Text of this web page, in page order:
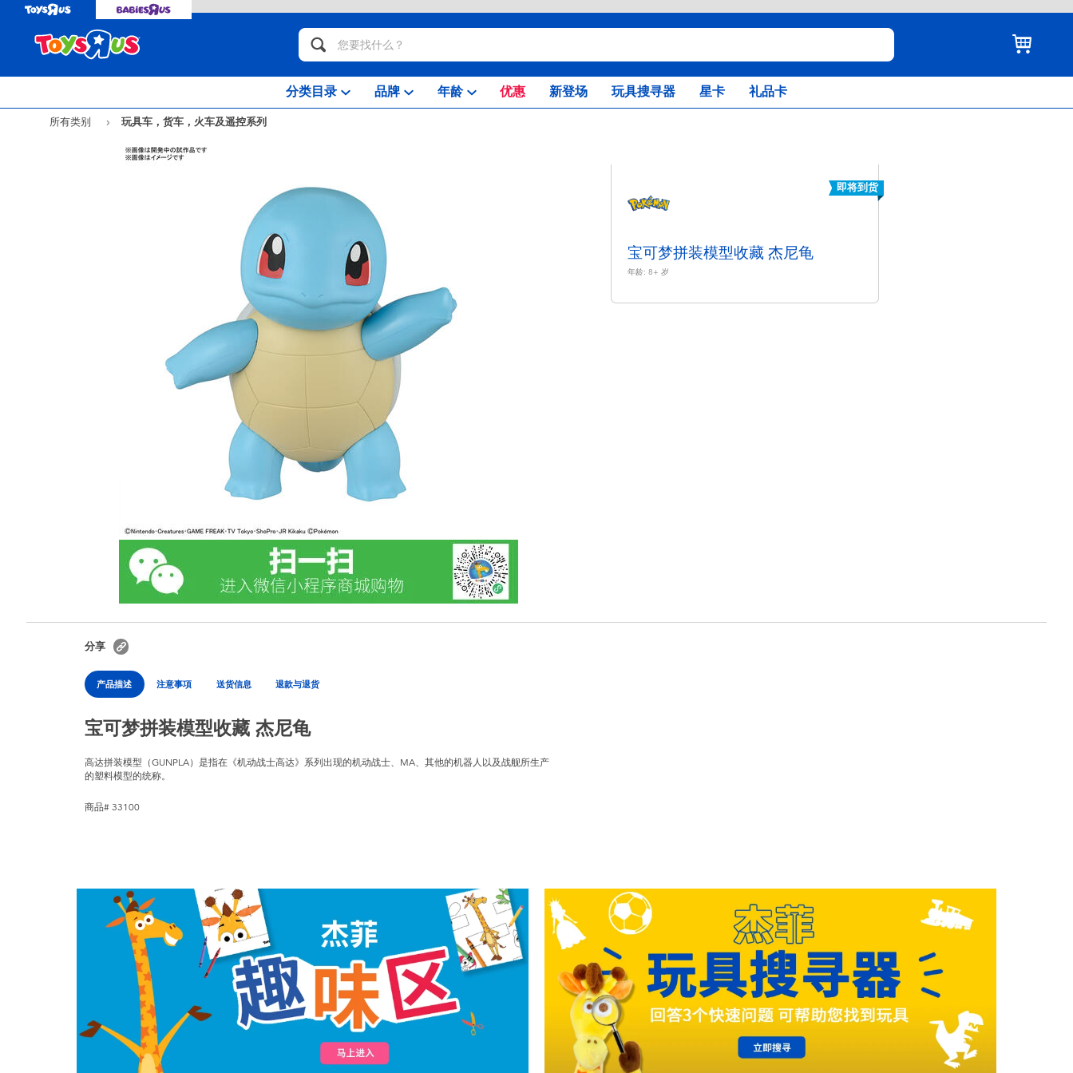
分类目录 品牌 年龄 优惠 新登场 玩具搜寻器 星卡 礼品卡
所有类别 玩具车，货车，火车及遥控系列
即将到货
宝可梦拼装模型收藏 杰尼龟
年龄: 8+ 岁
分享
产品描述 注意事項 送货信息 退款与退货
宝可梦拼装模型收藏 杰尼龟
高达拼装模型（GUNPLA）是指在《机动战士高达》系列出现的机动战士、MA、其他的机器人以及战舰所生产
的塑料模型的统称。
商品# 33100